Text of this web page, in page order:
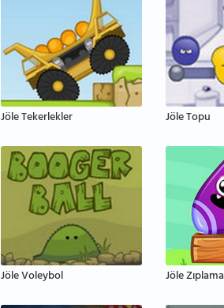
Jöle Tekerlekler Jöle Topu
Jöle Voleybol Jöle Zıplama